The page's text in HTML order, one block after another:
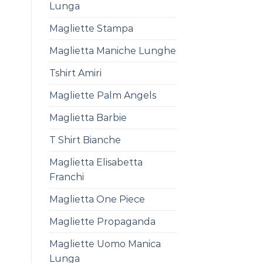
Lunga
Magliette Stampa
Maglietta Maniche Lunghe
Tshirt Amiri
Magliette Palm Angels
Maglietta Barbie
T Shirt Bianche
Maglietta Elisabetta
Franchi
Maglietta One Piece
Magliette Propaganda
Magliette Uomo Manica
Lunga